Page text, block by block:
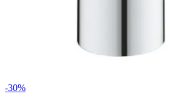
-30%